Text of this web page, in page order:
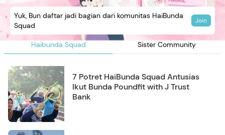
Haibunda Squad Sister Community
Yuk, Bun daftar jadi bagian dari komunitas HaiBunda
Squad
Join
7 Potret HaiBunda Squad Antusias
Ikut Bunda Poundfit with J Trust
Bank